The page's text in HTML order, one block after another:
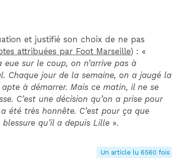
et justifié son choix de ne pas
attribuées par Foot Marseille) : «
sur le coup, on n’arrive pas à
Chaque jour de la semaine, on a jaugé la
à démarrer. Mais ce matin, il ne se
C’est une décision qu’on a prise pour
été très honnête. C’est pour ça que
qu’il a depuis Lille ».
Un article lu 6560 fois